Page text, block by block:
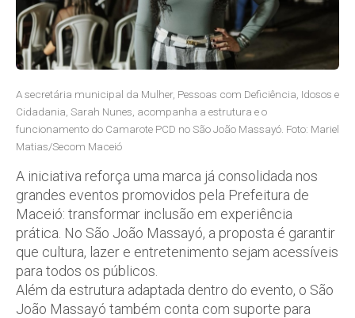
A secretária municipal da Mulher, Pessoas com Deficiência, Idosos e
Cidadania, Sarah Nunes, acompanha a estrutura e o
funcionamento do Camarote PCD no São João Massayó. Foto: Mariel
Matias/Secom Maceió
A iniciativa reforça uma marca já consolidada nos
grandes eventos promovidos pela Prefeitura de
Maceió: transformar inclusão em experiência
prática. No São João Massayó, a proposta é garantir
que cultura, lazer e entretenimento sejam acessíveis
para todos os públicos.
Além da estrutura adaptada dentro do evento, o São
João Massayó também conta com suporte para